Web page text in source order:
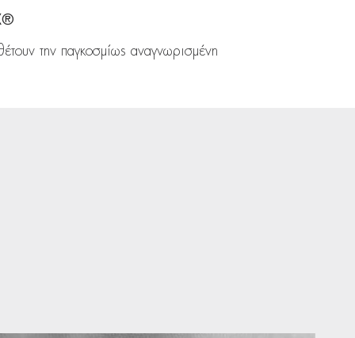
την παγκοσμίως αναγνωρισμένη